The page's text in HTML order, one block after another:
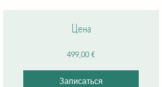
Цена
499,00 €
Записаться